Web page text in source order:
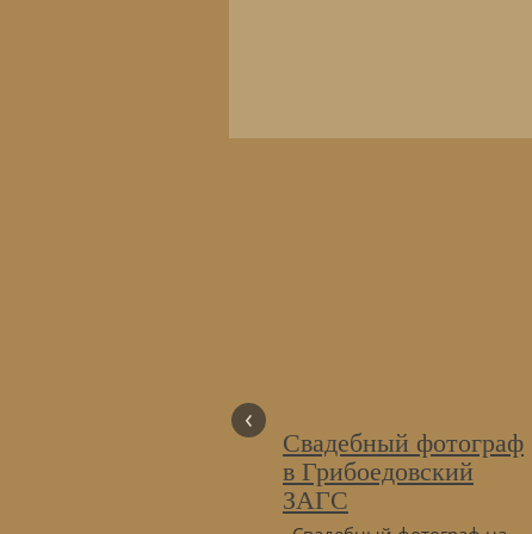
‹
Свадебный фотограф
в Грибоедовский
ЗАГС